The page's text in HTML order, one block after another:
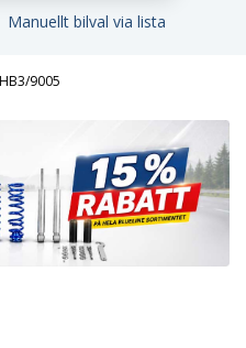
Manuellt bilval via lista
HB3/9005